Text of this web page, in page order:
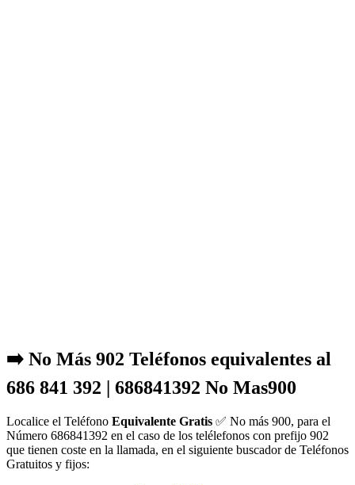
➡️ No Más 902 Teléfonos equivalentes al
686 841 392 | 686841392 No Mas900
Localice el Teléfono Equivalente Gratis ✅ No más 900, para el
Número 686841392 en el caso de los telélefonos con prefijo 902
que tienen coste en la llamada, en el siguiente buscador de Teléfonos
Gratuitos y fijos: